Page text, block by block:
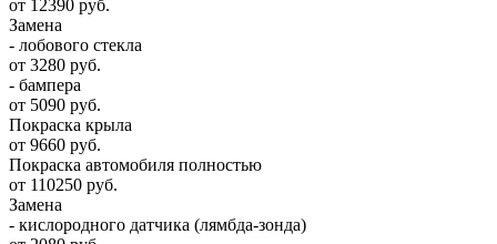
от 12390 руб.
Замена
- лобового стекла
от 3280 руб.
- бампера
от 5090 руб.
Покраска крыла
от 9660 руб.
Покраска автомобиля полностью
от 110250 руб.
Замена
- кислородного датчика (лямбда-зонда)